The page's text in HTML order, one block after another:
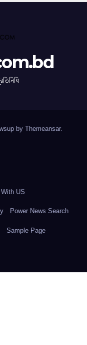
by Themeansar.
US
Power News Search
Sample Page